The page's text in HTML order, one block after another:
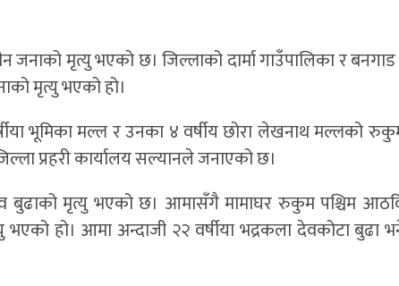
मृत्यु भएको छ। जिल्लाको दार्मा गाउँपालिका र
मृत्यु भएको हो।
भूमिका मल्ल र उनका ४ वर्षीय छोरा लेखनाथ मल्लको
प्रहरी कार्यालय सल्यानले जनाएको छ।
बुढाको मृत्यु भएको छ। आमासँगै मामाघर रुकुम पश्चिम
हो। आमा अन्दाजी २२ वर्षीया भद्रकला देवकोटा बुढा